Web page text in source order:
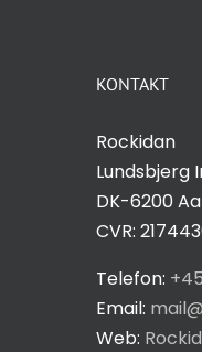
KONTAKT
Rockidan
Lundsbjerg
DK-6200
CVR:
Telefon:
Email:
Web: